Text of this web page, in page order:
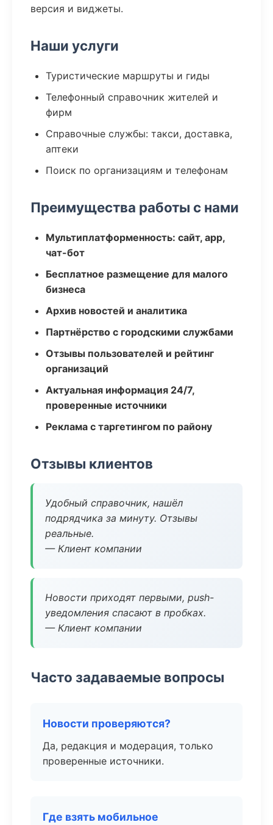
версия и виджеты.
Наши услуги
Туристические маршруты и гиды
Телефонный справочник жителей и
фирм
Справочные службы: такси, доставка,
аптеки
Поиск по организациям и телефонам
Преимущества работы с нами
Мультиплатформенность: сайт, app,
чат-бот
Бесплатное размещение для малого
бизнеса
Архив новостей и аналитика
Партнёрство с городскими службами
Отзывы пользователей и рейтинг
организаций
Актуальная информация 24/7,
проверенные источники
Реклама с таргетингом по району
Отзывы клиентов
Удобный справочник, нашёл
подрядчика за минуту. Отзывы
реальные.
— Клиент компании
Новости приходят первыми, push-
уведомления спасают в пробках.
— Клиент компании
Часто задаваемые вопросы
Новости проверяются?
Да, редакция и модерация, только
проверенные источники.
Где взять мобильное